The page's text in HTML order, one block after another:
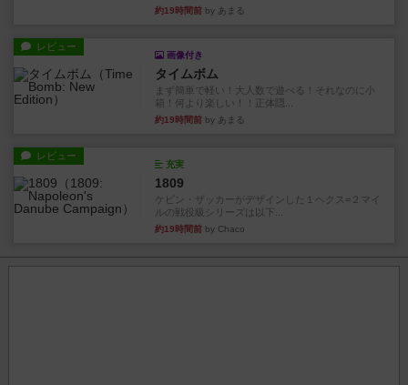
約19時間前 by あまる
レビュー
画像付き
タイムボム
まず簡単で軽い！大人数で遊べる！それなのに小
箱！何より楽しい！！正体隠...
約19時間前 by あまる
レビュー
充実
1809
ケビン・ザッカーがデザインした１ヘクス=２マイ
ルの戦役級シリーズは以下...
約19時間前 by Chaco